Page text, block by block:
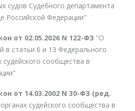
судов Судебного департамента
Российской Федерации"
от 02.05.2026 N 122-ФЗ "О
в статьи 6 и 13 Федерального
сообщества в
от 14.03.2002 N 30-ФЗ (ред.
судейского сообщества в